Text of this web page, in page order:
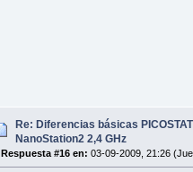
Re: Diferencias básicas
NanoStation2 2,4 GHz
Respuesta #16 en: 03-09-2009, 21:26